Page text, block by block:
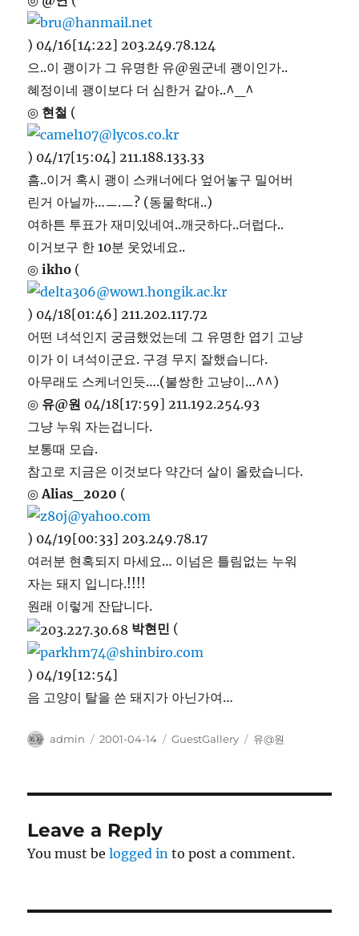
) 04/16[14:22] 203.249.78.124
으..이 괭이가 그 유명한 유@원군네 괭이인가..
혜정이네 괭이보다 더 심한거 같아..^_^
◎ 현철 (
) 04/17[15:04] 211.188.133.33
흠..이거 혹시 괭이 스캐너에다 엎어놓구 밀어버
린거 아닐까…ㅡ.ㅡ? (동물학대..)
여하튼 투표가 재미있네여..깨긋하다..더럽다..
이거보구 한 10분 웃었네요..
◎ikho (
) 04/18[01:46] 211.202.117.72
어떤 녀석인지 궁금했었는데 그 유명한 엽기 고냥
이가 이 녀석이군요. 구경 무지 잘했습니다.
아무래도 스케너인듯….(불쌍한 고냥이…^^)
◎ 유@원 04/18[17:59] 211.192.254.93
그냥 누워 자는겁니다.
보통때 모습.
참고로 지금은 이것보다 약간더 살이 올랐습니다.
◎Alias_2020 (
) 04/19[00:33] 203.249.78.17
여러분 현혹되지 마세요… 이넘은 틀림없는 누워
자는 돼지 입니다.!!!!
원래 이렇게 잔답니다.
박현민 (
) 04/19[12:54]
음 고양이 탈을 쓴 돼지가 아닌가여…
Author
admin
Posted
2001-04-14 Categories
GuestGallery Tags
유@원
Leave a Reply
You must belogged in to post a comment.